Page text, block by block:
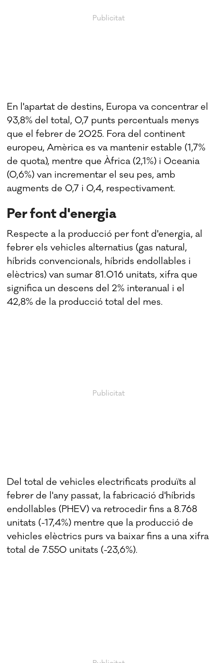
En l'apartat de destins, Europa va concentrar el
93,8% del total, 0,7 punts percentuals menys
que el febrer de 2025. Fora del continent
europeu, Amèrica es va mantenir estable (1,7%
de quota), mentre que Àfrica (2,1%) i Oceania
(0,6%) van incrementar el seu pes, amb
augments de 0,7 i 0,4, respectivament.
Per font d'energia
Respecte a la producció per font d'energia, al
febrer els vehicles alternatius (gas natural,
híbrids convencionals, híbrids endollables i
elèctrics) van sumar 81.016 unitats, xifra que
significa un descens del 2% interanual i el
42,8% de la producció total del mes.
Del total de vehicles electrificats produïts al
febrer de l'any passat, la fabricació d'híbrids
endollables (PHEV) va retrocedir fins a 8.768
unitats (-17,4%) mentre que la producció de
vehicles elèctrics purs va baixar fins a una xifra
total de 7.550 unitats (-23,6%).